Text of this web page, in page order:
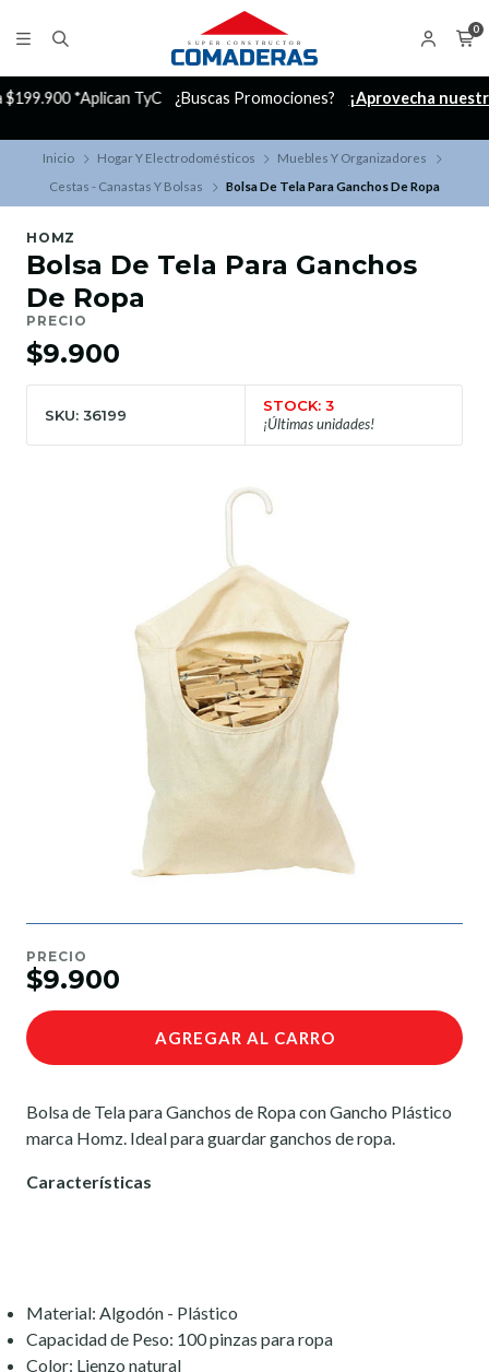
0
¿Buscas Promociones? ¡Aprovecha nuestros Descuentazos!
Inicio Hogar Y Electrodomésticos
Muebles Y Organizadores
Cestas - Canastas Y Bolsas
Bolsa De Tela Para Ganchos De Ropa
HOMZ
Bolsa De Tela Para Ganchos
De Ropa
PRECIO
$9.900
SKU: 36199
STOCK: 3
¡Últimas unidades!
PRECIO
$9.900
AGREGAR AL CARRO
Bolsa de Tela para Ganchos de Ropa con Gancho Plástico
marca Homz. Ideal para guardar ganchos de ropa.
Características
Material: Algodón - Plástico
Capacidad de Peso: 100 pinzas para ropa
Color: Lienzo natural